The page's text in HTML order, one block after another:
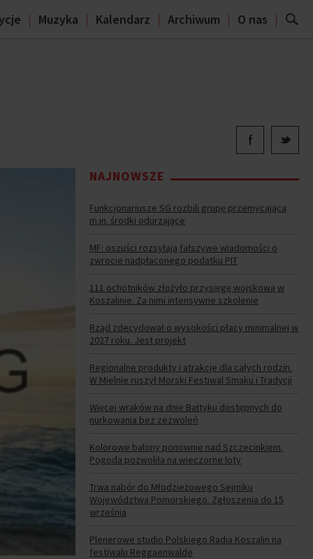
Muzyka Kalendarz Archiwum O nas
NAJNOWSZE
Funkcjonariusze SG rozbili grupę przemycającą
m.in. środki odurzające
MF: oszuści rozsyłają fałszywe wiadomości o
zwrocie nadpłaconego podatku PIT
111 ochotników złożyło przysięgę wojskową w
Koszalinie. Za nimi intensywne szkolenie
Rząd zdecydował o wysokości płacy minimalnej w
2027 roku. Jest projekt
Regionalne produkty i atrakcje dla całych rodzin.
W Mielnie ruszył Morski Festiwal Smaku i Tradycji
Więcej wraków na dnie Bałtyku dostępnych do
nurkowania bez zezwoleń
Kolorowe balony ponownie nad Szczecinkiem.
Pogoda pozwoliła na wieczorne loty
Trwa nabór do Młodzieżowego Sejmiku
Województwa Pomorskiego. Zgłoszenia do 15
września
Plenerowe studio Polskiego Radia Koszalin na
festiwalu Reggaenwalde